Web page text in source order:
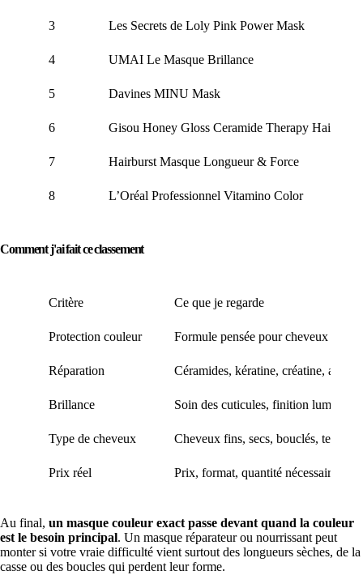
3 Les Secrets de Loly Pink Power Mask
4 UMAI Le Masque Brillance
5 Davines MINU Mask
6 Gisou Honey Gloss Ceramide Therapy Hair
7 Hairburst Masque Longueur & Force
8 L’Oréal Professionnel Vitamino Color
Comment j'ai fait ce classement
Critère Ce que je regarde
Protection couleur Formule pensée pour cheveux
Réparation Céramides, kératine, créatine, actifs
Brillance Soin des cuticules, finition
Type de cheveux Cheveux fins, secs, bouclés,
Prix réel Prix, format, quantité nécessaire,
Au final, un masque couleur exact passe devant quand la couleur
est le besoin principal. Un masque réparateur ou nourrissant peut
monter si votre vraie difficulté vient surtout des longueurs sèches, de la
casse ou des boucles qui perdent leur forme.